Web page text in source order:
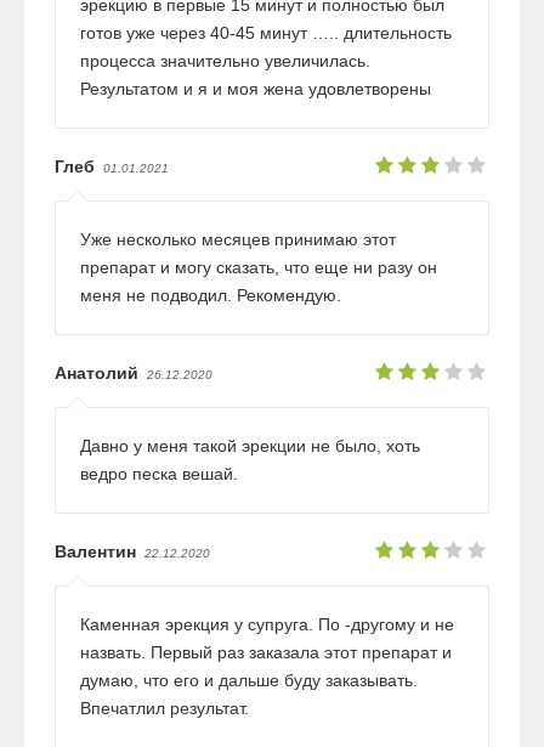
эрекцию в первые 15 минут и полностью был
готов уже через 40-45 минут ….. длительность
процесса значительно увеличилась.
Результатом и я и моя жена удовлетворены
Глеб 01.01.2021
Уже несколько месяцев принимаю этот
препарат и могу сказать, что еще ни разу он
меня не подводил. Рекомендую.
Анатолий 26.12.2020
Давно у меня такой эрекции не было, хоть
ведро песка вешай.
Валентин 22.12.2020
Каменная эрекция у супруга. По -другому и не
назвать. Первый раз заказала этот препарат и
думаю, что его и дальше буду заказывать.
Впечатлил результат.